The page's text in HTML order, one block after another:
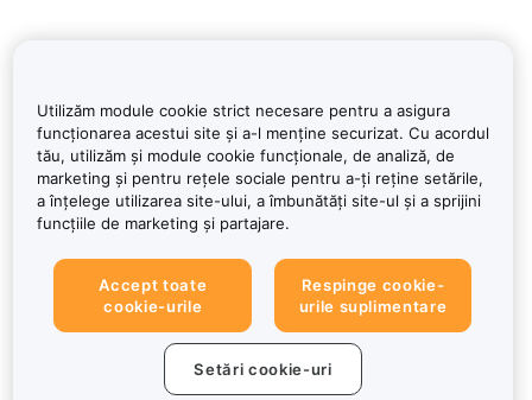
Utilizăm module cookie strict necesare pentru a asigura
funcționarea acestui site și a-l menține securizat. Cu acordul
tău, utilizăm și module cookie funcționale, de analiză, de
marketing și pentru rețele sociale pentru a-ți reține setările,
a înțelege utilizarea site-ului, a îmbunătăți site-ul și a sprijini
funcțiile de marketing și partajare.
Accept toate
cookie-urile
Respinge cookie-
urile suplimentare
Setări cookie-uri